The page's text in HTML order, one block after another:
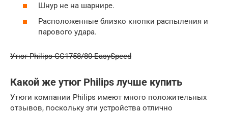
Шнур не на шарнире.
Расположенные близко кнопки распыления и
парового удара.
Утюг Philips GC1758/80 EasySpeed
Какой же утюг Philips лучше купить
Утюги компании Philips имеют много положительных
отзывов, поскольку эти устройства отлично